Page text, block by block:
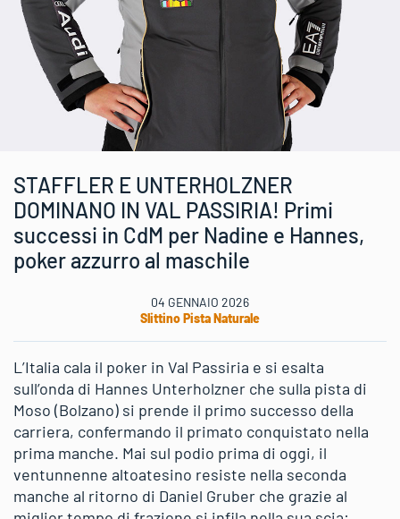
STAFFLER E UNTERHOLZNER
DOMINANO IN VAL PASSIRIA! Primi
successi in CdM per Nadine e Hannes,
poker azzurro al maschile
04 GENNAIO 2026
Slittino Pista Naturale
L’Italia cala il poker in Val Passiria e si esalta
sull’onda di Hannes Unterholzner che sulla pista di
Moso (Bolzano) si prende il primo successo della
carriera, confermando il primato conquistato nella
prima manche. Mai sul podio prima di oggi, il
ventunnenne altoatesino resiste nella seconda
manche al ritorno di Daniel Gruber che grazie al